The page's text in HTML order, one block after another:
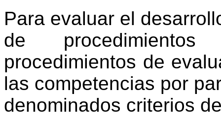
Para evaluar el
de
procedimientos de
las competencias por
denominados criterios